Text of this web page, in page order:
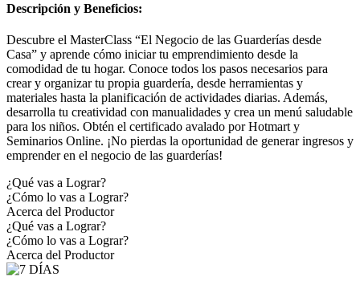
Descripción y Beneficios:
Descubre el MasterClass “El Negocio de las Guarderías desde
Casa” y aprende cómo iniciar tu emprendimiento desde la
comodidad de tu hogar. Conoce todos los pasos necesarios para
crear y organizar tu propia guardería, desde herramientas y
materiales hasta la planificación de actividades diarias. Además,
desarrolla tu creatividad con manualidades y crea un menú saludable
para los niños. Obtén el certificado avalado por Hotmart y
Seminarios Online. ¡No pierdas la oportunidad de generar ingresos y
emprender en el negocio de las guarderías!
¿Qué vas a Lograr?
¿Cómo lo vas a Lograr?
Acerca del Productor
¿Qué vas a Lograr?
¿Cómo lo vas a Lograr?
Acerca del Productor